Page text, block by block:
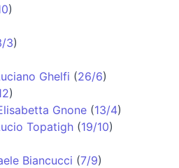
)
3)
Ghelfi (26/6)
)
Gnone (13/4)
Topatigh (19/10)
Biancucci (7/9)